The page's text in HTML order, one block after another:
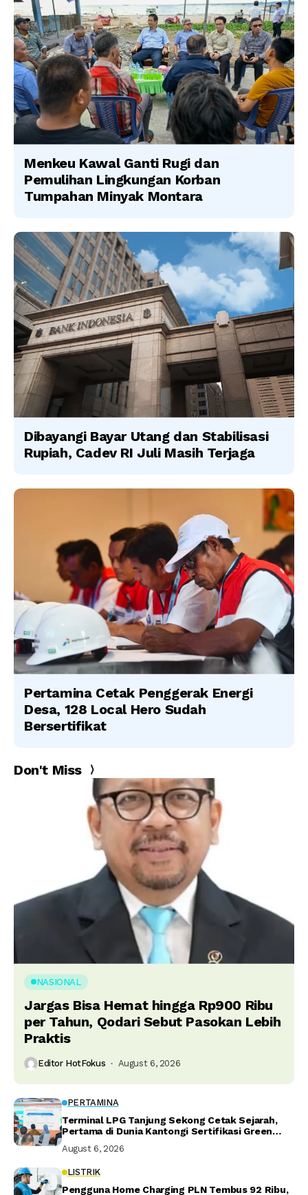
Menkeu Kawal Ganti Rugi dan
Pemulihan Lingkungan Korban
Tumpahan Minyak Montara
Dibayangi Bayar Utang dan Stabilisasi
Rupiah, Cadev RI Juli Masih Terjaga
Pertamina Cetak Penggerak Energi
Desa, 128 Local Hero Sudah
Bersertifikat
Don't Miss
NASIONAL
Jargas Bisa Hemat hingga Rp900 Ribu
per Tahun, Qodari Sebut Pasokan Lebih
Praktis
Editor HotFokus August 6, 2026
PERTAMINA
Terminal LPG Tanjung Sekong Cetak Sejarah,
Pertama di Dunia Kantongi Sertifikasi Green
August 6, 2026
LISTRIK
Pengguna Home Charging PLN Tembus 92 Ribu,